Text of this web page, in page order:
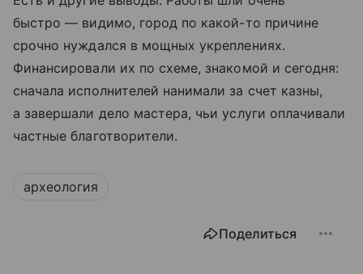
быстро — видимо, город по какой-то причине
срочно нуждался в мощных укреплениях.
Финансировали их по схеме, знакомой и сегодня:
сначала исполнителей нанимали за счет казны,
а завершали дело мастера, чьи услуги оплачивали
частные благотворители.
археология
Поделиться